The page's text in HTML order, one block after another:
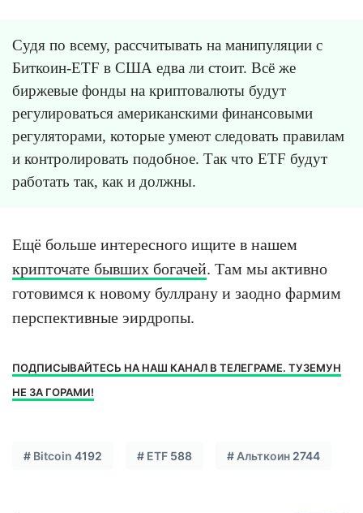
Судя по всему, рассчитывать на манипуляции с
Биткоин-ETF в США едва ли стоит. Всё же
биржевые фонды на криптовалюты будут
регулироваться американскими финансовыми
регуляторами, которые умеют следовать правилам
и контролировать подобное. Так что ETF будут
работать так, как и должны.
Ещё больше интересного ищите в нашем
крипточате бывших богачей. Там мы активно
готовимся к новому буллрану и заодно фармим
перспективные эирдропы.
ПОДПИСЫВАЙТЕСЬ НА НАШ КАНАЛ В ТЕЛЕГРАМЕ. ТУЗЕМУН
НЕ ЗА ГОРАМИ!
# Bitcoin 4192 # ETF 588 # Альткоин 2744